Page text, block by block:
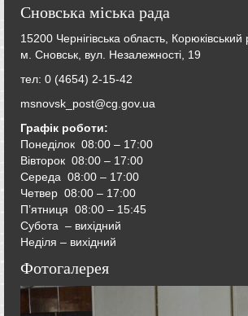
Сновська міська рада
15200 Чернігівська область, Корюківський
м. Сновськ, вул. Незалежності, 19
тел: 0 (4654) 2-15-42
msnovsk_post@cg.gov.ua
Графік роботи:
Понеділок 08:00 – 17:00
Вівторок 08:00 – 17:00
Середа 08:00 – 17:00
Четвер 08:00 – 17:00
П’ятниця 08:00 – 15:45
Субота – вихідний
Неділя – вихідний
Фотогалерея